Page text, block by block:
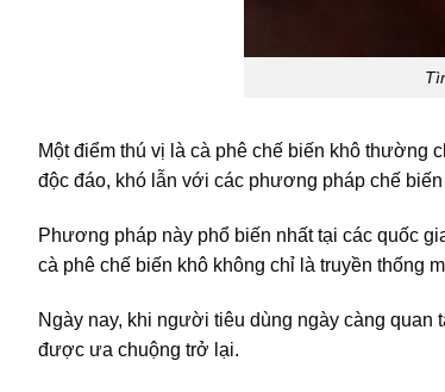
Một điểm thú vị là cà phê chế biến khô thường
độc đáo, khó lẫn với các phương pháp chế biến
Phương pháp này phổ biến nhất tại các quốc
cà phê chế biến khô không chỉ là truyền thống
Ngày nay, khi người tiêu dùng ngày càng
được ưa chuộng trở lại.